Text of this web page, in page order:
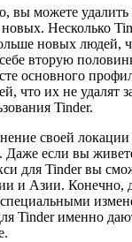
вы можете
Несколько
новых людей,
вторую
основного
что их не удалят
Tinder.
своей
Даже если вы
для Tinder вы
и Азии. Конечно,
Tinder именно